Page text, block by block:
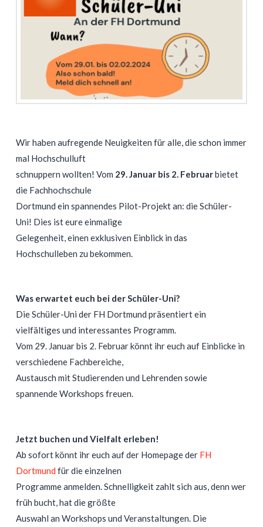
Wir haben aufregende Neuigkeiten für alle, die schon immer
mal Hochschulluft
schnuppern wollten! Vom 29. Januar bis 2. Februarbietet
die Fachhochschule
Dortmund ein spannendes Pilot-Projekt an: die Schüler-
Uni! Dies ist eure einmalige
Gelegenheit, einen exklusiven Einblick in das
Hochschulleben zu bekommen.
Was erwartet euch bei der Schüler-Uni?
Die Schüler-Uni der FH Dortmund präsentiert ein
vielfältiges und interessantes Programm.
Vom 29. Januar bis 2. Februar könnt ihr euch auf Einblicke in
verschiedene Fachbereiche,
Austausch mit Studierenden und Lehrenden sowie
spannende Workshops freuen.
Jetzt buchen und Vielfalt erleben!
Ab sofort könnt ihr euch auf der Homepage der FH
Dortmund für die einzelnen
Programme anmelden. Schnelligkeit zahlt sich aus, denn wer
früh bucht, hat die größte
Auswahl an Workshops und Veranstaltungen. Die